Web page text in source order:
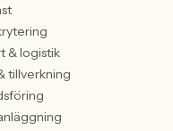
& logistik
tillverkning